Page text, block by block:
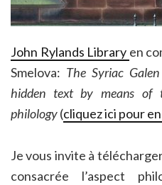
John Rylands Library en
Smelova: The Syriac
hidden text by means of
philology(cliquez ici pour
Je vous invite à
consacrée l’aspect